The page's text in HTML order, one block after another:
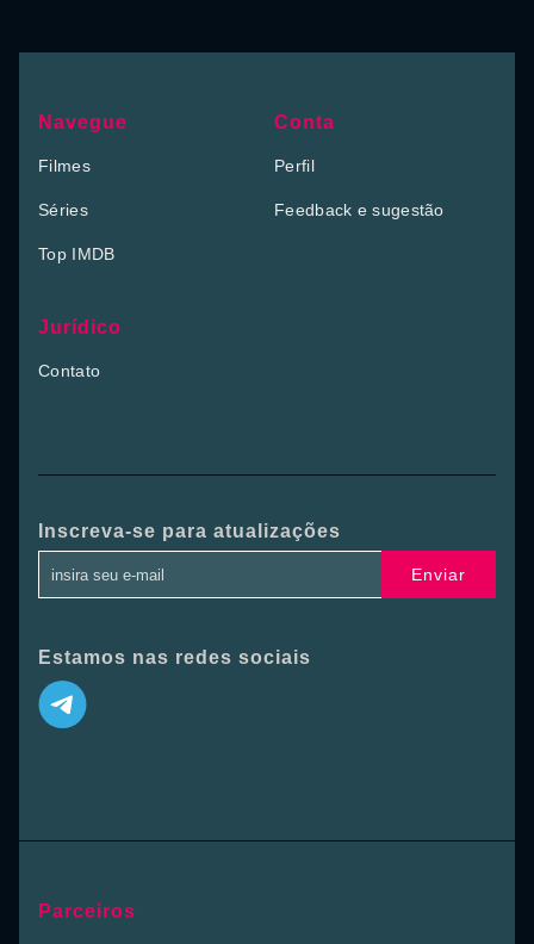
Navegue
Filmes
Séries
Top IMDB
Conta
Perfil
Feedback e sugestão
Jurídico
Contato
Inscreva-se para atualizações
Enviar
Estamos nas redes sociais
Parceiros